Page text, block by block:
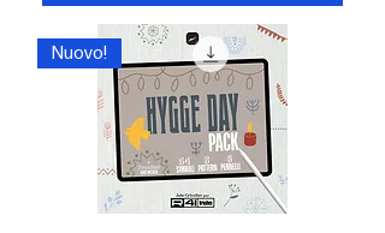
Nuovo!